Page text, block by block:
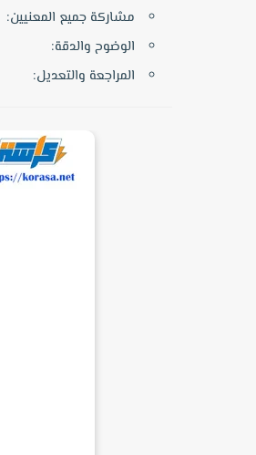
مشاركة جميع المعنيين:
الوضوح والدقة:
المراجعة والتعديل: